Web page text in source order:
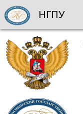
НГПУ